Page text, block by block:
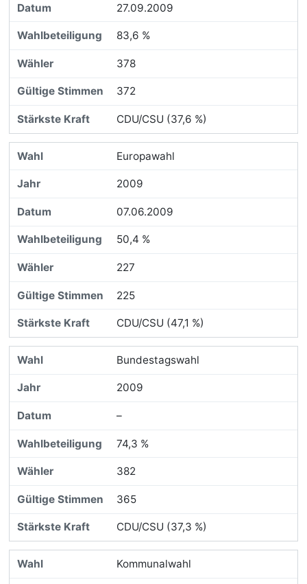
27.09.2009
83,6 %
378
372
CDU/CSU (37,6 %)
Europawahl
2009
07.06.2009
50,4 %
227
225
CDU/CSU (47,1 %)
Bundestagswahl
2009
–
74,3 %
382
365
CDU/CSU (37,3 %)
Kommunalwahl